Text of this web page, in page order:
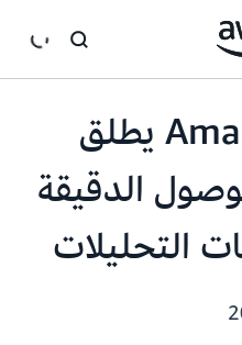
Amazon Connect يطلق
الدقيقة
التحليلات